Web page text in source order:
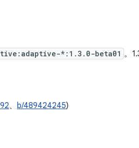
*:1.3.0-beta01 。
、 b/489424245)